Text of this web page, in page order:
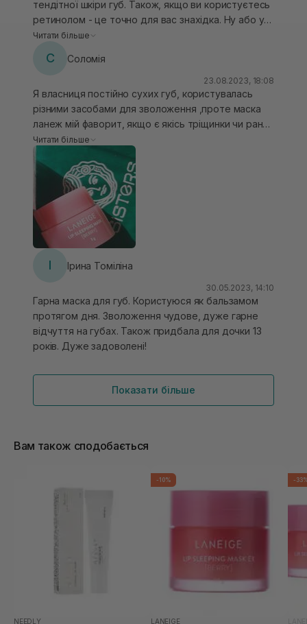
тендітної шкіри губ. Також, якщо ви користуєтесь
ретинолом - це точно для вас знахідка. Ну або у
вас бородатий хлопець\чоловік, який подразнює
особливо багато взимку. Якщо нанести товстий
шар зранку - губки надзвичайно наповнені та
зволожені. Та й функцію блиску виконує на ура.
Єдиний недолік для мене - трішки липка
консистенція і те, що потрібно завжди мати
лопатку. Пальцем не завжди гігієнічно.
Читати більше
С Соломія
23.08.2023, 18:08
Я власниця постійно сухих губ, користувалась
різними засобами для зволоження ,проте маска
ланеж мій фаворит, якщо є якісь тріщинки чи ранки
після нанесення на ніч, вранці немає нічого, вдень
Єдиний мінус не зручно наносити
Читати більше
І Ірина Томіліна
30.05.2023, 14:10
Гарна маска для губ. Користуюся як бальзамом
протягом дня. Зволоження чудове, дуже гарне
відчуття на губах. Також придбала для дочки 13
років. Дуже задоволені!
Показати більше
Вам також сподобається
NEEDLY
-10%
LANEIGE
-